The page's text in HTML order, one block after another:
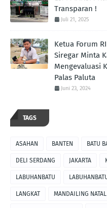
Transparan !
Juli 21, 2025
Ketua Forum
Siregar Minta
Mengevaluasi
Palas Paluta
Juni 23, 2024
TAGS
ASAHAN BANTEN BATU
DELI SERDANG JAKARTA
LABUHANBATU
LANGKAT MANDAILING NATAL